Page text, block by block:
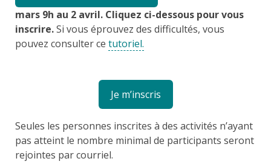
mars 9h au 2 avril. Cliquez ci-dessous pour vous
inscrire.Si vous éprouvez des difficultés, vous
pouvez consulter ce tutoriel.
Je m’inscris
Seules les personnes inscrites à des activités n’ayant
pas atteint le nombre minimal de participants seront
rejointes par courriel.